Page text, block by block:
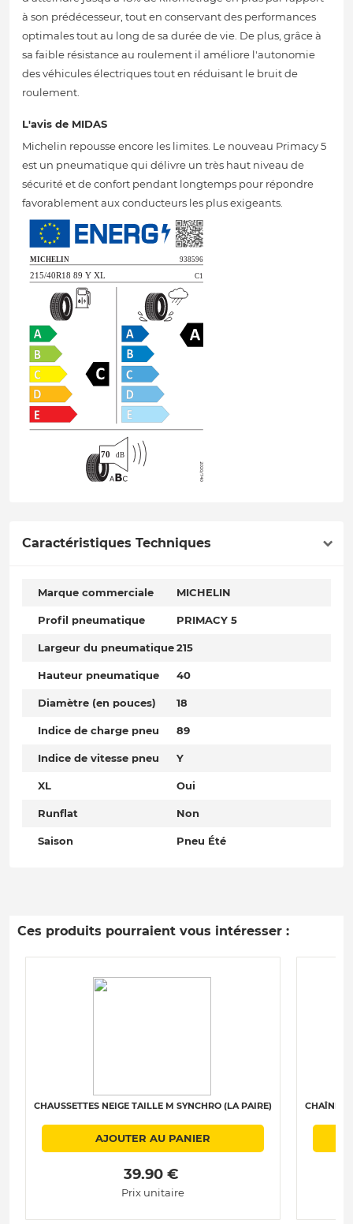
à son prédécesseur, tout en conservant des performances
optimales tout au long de sa durée de vie. De plus, grâce à
sa faible résistance au roulement il améliore l'autonomie
des véhicules électriques tout en réduisant le bruit de
roulement.
L'avis de MIDAS
Michelin repousse encore les limites. Le nouveau Primacy 5
est un pneumatique qui délivre un très haut niveau de
sécurité et de confort pendant longtemps pour répondre
favorablement aux conducteurs les plus exigeants.
Caractéristiques Techniques
Marque commerciale MICHELIN
Profil pneumatique PRIMACY 5
Largeur du pneumatique215
Hauteur pneumatique 40
Diamètre (en pouces) 18
Indice de charge pneu 89
Indice de vitesse pneu Y
XL Oui
Runflat Non
Saison Pneu Été
Ces produits pourraient vous intéresser :
CHAUSSETTES NEIGE TAILLE M SYNCHRO (LA PAIRE)
AJOUTER AU PANIER
39.90 €
Prix unitaire
CHAÎNES